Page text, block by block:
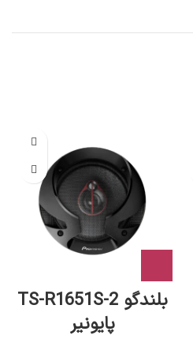
بلندگو TS-R1651S-2
پایونیر